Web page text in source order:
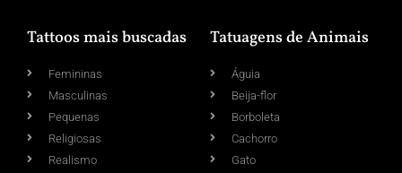
Tattoos mais buscadas
Femininas
Masculinas
Pequenas
Religiosas
Realismo
Tatuagens de Animais
Águia
Beija-flor
Borboleta
Cachorro
Gato